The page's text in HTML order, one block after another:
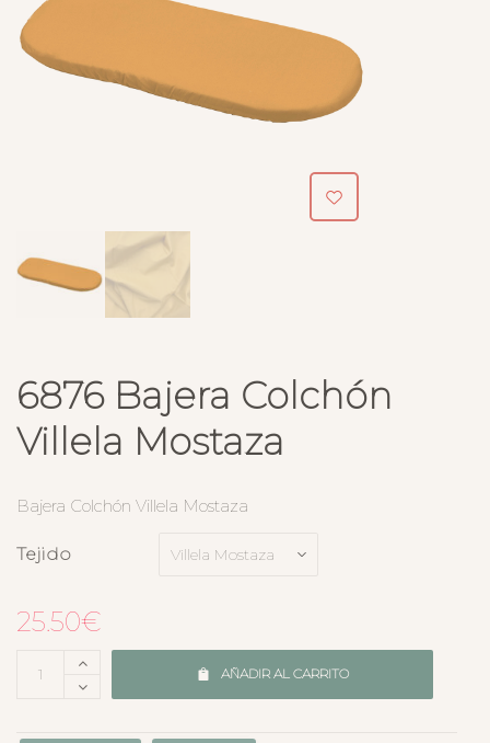
6876 Bajera Colchón
Villela Mostaza
Bajera Colchón Villela Mostaza
Tejido
25.50€
AÑADIR AL CARRITO